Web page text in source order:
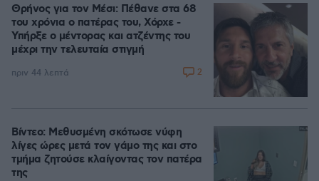
Θρήνος για τον Μέσι: Πέθανε στα 68
του χρόνια ο πατέρας του, Χόρχε -
Υπήρξε ο μέντορας και ατζέντης του
μέχρι την τελευταία στιγμή
πριν 44 λεπτά 2
Βίντεο: Μεθυσμένη σκότωσε νύφη
λίγες ώρες μετά τον γάμο της και στο
τμήμα ζητούσε κλαίγοντας τον πατέρα
της